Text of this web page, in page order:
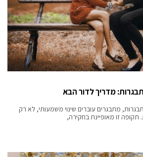
מדריך לדור הבא
מתבגרים עוברים שינוי משמעותי, לא רק
תקופה זו מאופיינת בחקירה,